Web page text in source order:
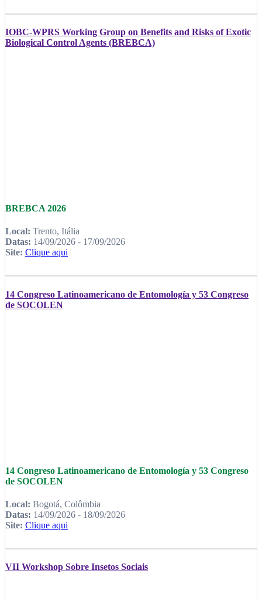
IOBC-WPRS Working Group on Benefits and Risks of Exotic
Biological Control Agents (BREBCA)
BREBCA 2026
Local: Trento, Itália
Datas: 14/09/2026 - 17/09/2026
Site: Clique aqui
14 Congreso Latinoamericano de Entomología y 53 Congreso
de SOCOLEN
14 Congreso Latinoamericano de Entomología y 53 Congreso
de SOCOLEN
Local: Bogotá, Colômbia
Datas: 14/09/2026 - 18/09/2026
Site: Clique aqui
VII Workshop Sobre Insetos Sociais